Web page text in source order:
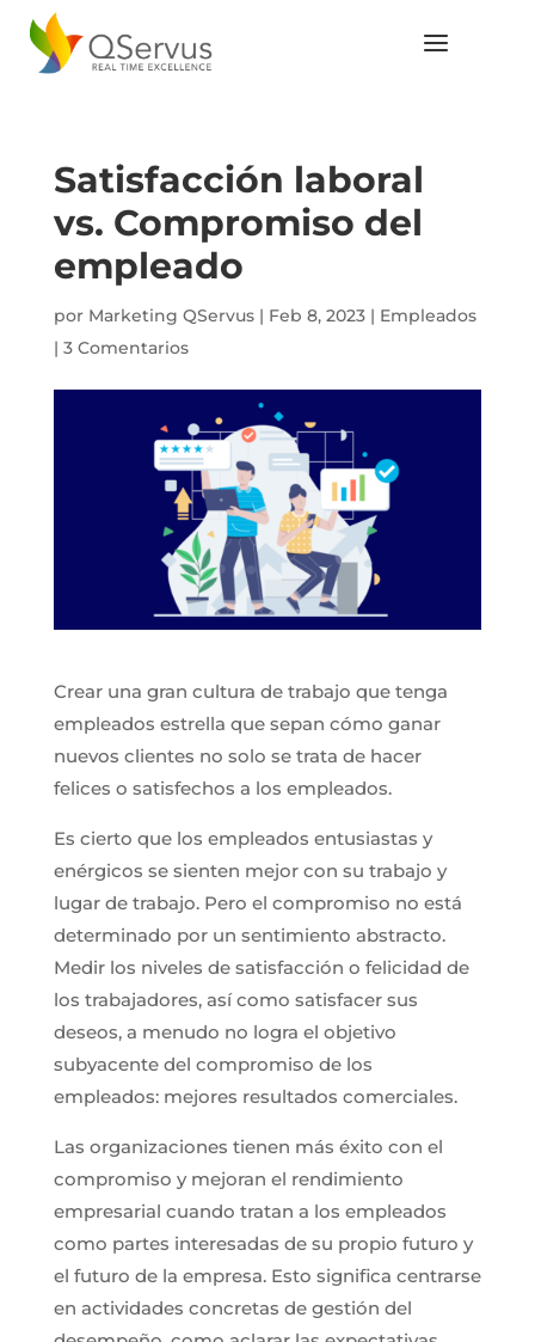
Satisfacción laboral
vs. Compromiso del
empleado
por Marketing QServus| Feb 8, 2023| Empleados
| 3 Comentarios
Crear una gran cultura de trabajo que tenga
empleados estrella que sepan cómo ganar
nuevos clientes no solo se trata de hacer
felices o satisfechos a los empleados.
Es cierto que los empleados entusiastas y
enérgicos se sienten mejor con su trabajo y
lugar de trabajo. Pero el compromiso no está
determinado por un sentimiento abstracto.
Medir los niveles de satisfacción o felicidad de
los trabajadores, así como satisfacer sus
deseos, a menudo no logra el objetivo
subyacente del compromiso de los
empleados: mejores resultados comerciales.
Las organizaciones tienen más éxito con el
compromiso y mejoran el rendimiento
empresarial cuando tratan a los empleados
como partes interesadas de su propio futuro y
el futuro de la empresa. Esto significa centrarse
en actividades concretas de gestión del